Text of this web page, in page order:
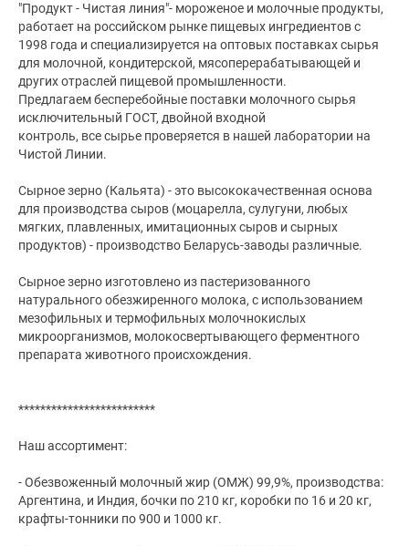
"Продукт - Чистая линия"- мороженое и молочные продукты,
работает на российском рынке пищевых ингредиентов с
1998 года и специализируется на оптовых поставках сырья
для молочной, кондитерской, мясоперерабатывающей и
других отраслей пищевой промышленности.
Предлагаем бесперебойные поставки молочного сырья
исключительный ГОСТ, двойной входной
контроль, все сырье проверяется в нашей лаборатории на
Чистой Линии.
Сырное зерно (Кальята) - это высококачественная основа
для производства сыров (моцарелла, сулугуни, любых
мягких, плавленных, имитационных сыров и сырных
продуктов) - производство Беларусь-заводы различные.
Сырное зерно изготовлено из пастеризованного
натурального обезжиренного молока, с использованием
мезофильных и термофильных молочнокислых
микроорганизмов, молокосвертывающего ферментного
препарата животного происхождения.
*************************
Наш ассортимент:
- Обезвоженный молочный жир (ОМЖ) 99,9%, производства:
Аргентина, и Индия, бочки по 210 кг, коробки по 16 и 20 кг,
крафты-тонники по 900 и 1000 кг.